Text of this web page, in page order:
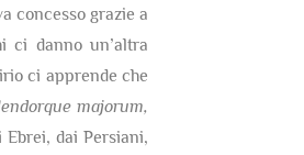
concesso grazie a
ci danno un’altra
ci apprende che
majorum,
dai Persiani,